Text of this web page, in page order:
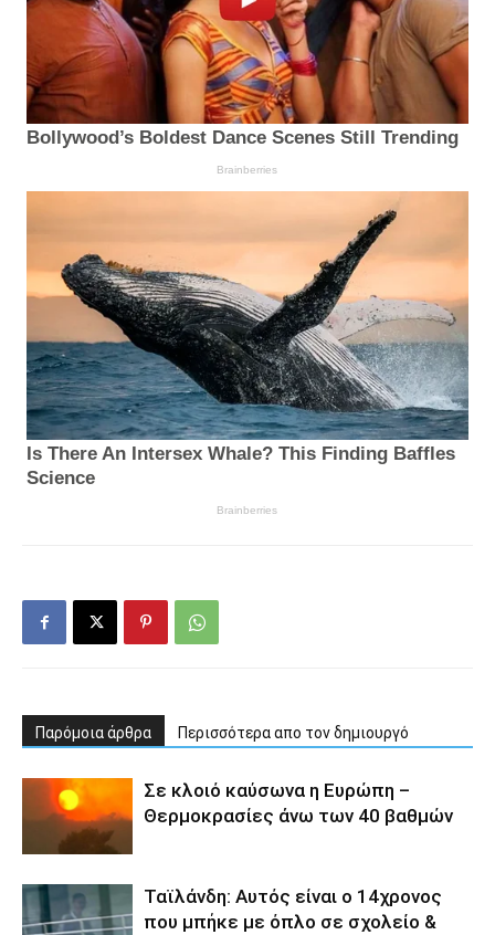
Παρόμοια άρθρα Περισσότερα απο τον δημιουργό
Σε κλοιό καύσωνα η Ευρώπη –
Θερμοκρασίες άνω των 40 βαθμών
Ταϊλάνδη: Αυτός είναι ο 14χρονος
που μπήκε με όπλο σε σχολείο &